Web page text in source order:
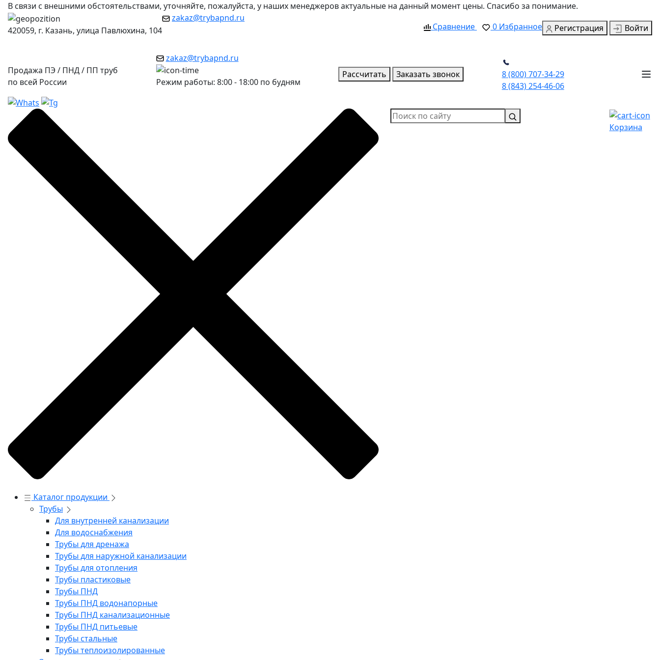
В связи с внешними обстоятельствами, уточняйте, пожалуйста, у наших менеджеров актуальные на данный момент цены. Спасибо за понимание.
420059, г. Казань, улица Павлюхина, 104
zakaz@trybapnd.ru
Сравнение
0 Избранное Регистрация Войти
Продажа ПЭ / ПНД / ПП труб
по всей России
zakaz@trybapnd.ru
Режим работы: 8:00 - 18:00 по будням
Рассчитать Заказать звонок
8 (800) 707-34-29
8 (843) 254-46-06
Каталог продукции
Трубы
Для внутренней канализации
Для водоснабжения
Трубы для дренажа
Трубы для наружной канализации
Трубы для отопления
Трубы пластиковые
Трубы ПНД
Трубы ПНД водонапорные
Трубы ПНД канализационные
Трубы ПНД питьевые
Трубы стальные
Трубы теплоизолированные
Корзина